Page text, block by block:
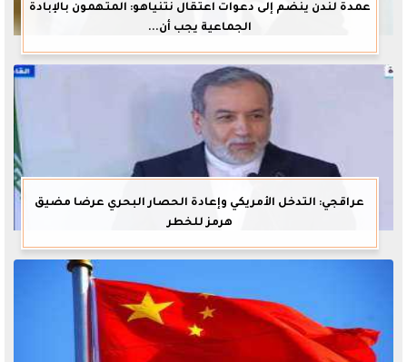
عمدة لندن ينضم إلى دعوات اعتقال نتنياهو: المتهمون بالإبادة
الجماعية يجب أن...
عراقجي: التدخل الأمريكي وإعادة الحصار البحري عرضا مضيق
هرمز للخطر